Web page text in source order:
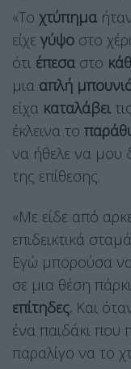
«Το χτύπημα
είχε γύψο στο
ότι έπεσα στο
μια απλή
είχα καταλάβειτις
έκλεινα το
να ήθελε να μου
της επίθεσης.
«Με είδε από
επιδεικτικά
Εγώ μπορούσα
σε μια θέση
επίτηδες. Και
ένα παιδάκι που
παραλίγο να το